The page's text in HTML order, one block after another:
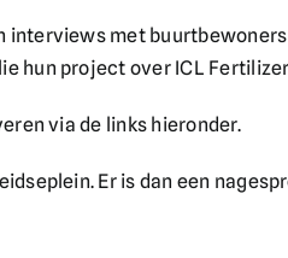
interviews met
hun project over ICL
via de links hieronder.
Er is dan een